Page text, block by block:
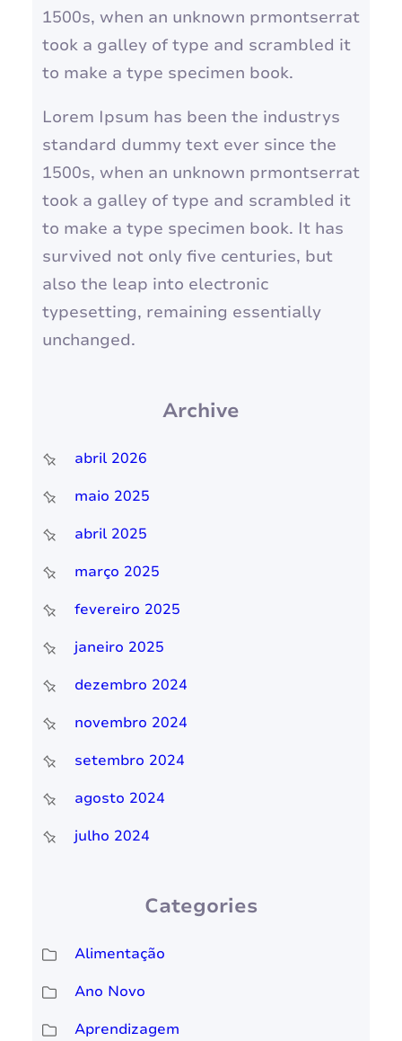
r
1500s, when an unknown prmontserrat
took a galley of type and scrambled it
to make a type specimen book.
Lorem Ipsum has been the industrys
standard dummy text ever since the
1500s, when an unknown prmontserrat
took a galley of type and scrambled it
to make a type specimen book. It has
survived not only five centuries, but
also the leap into electronic
typesetting, remaining essentially
unchanged.
Archive
abril 2026
maio 2025
abril 2025
março 2025
fevereiro 2025
janeiro 2025
dezembro 2024
novembro 2024
setembro 2024
agosto 2024
julho 2024
Categories
Alimentação
Ano Novo
Aprendizagem